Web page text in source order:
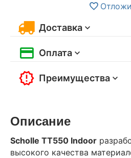
Доставка
Оплата
Преимущества
Описание
Scholle TТ550 Indoor
высокого качества